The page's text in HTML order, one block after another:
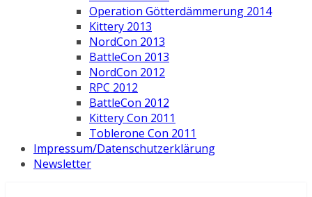
Operation Götterdämmerung 2014
Kittery 2013
NordCon 2013
BattleCon 2013
NordCon 2012
RPC 2012
BattleCon 2012
Kittery Con 2011
Toblerone Con 2011
Impressum/Datenschutzerklärung
Newsletter